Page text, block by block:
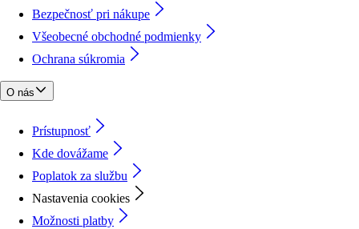
Bezpečnosť pri nákupe
Všeobecné obchodné podmienky
Ochrana súkromia
O nás
Prístupnosť
Kde dovážame
Poplatok za službu
Nastavenia cookies
Možnosti platby